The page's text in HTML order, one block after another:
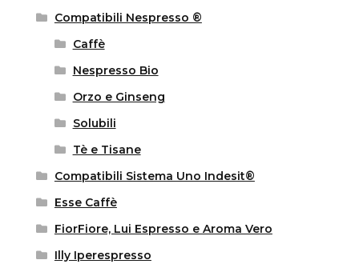
Compatibili Nespresso ®
Caffè
Nespresso Bio
Orzo e Ginseng
Solubili
Tè e Tisane
Compatibili Sistema Uno Indesit®
Esse Caffè
FiorFiore, Lui Espresso e Aroma Vero
Illy Iperespresso